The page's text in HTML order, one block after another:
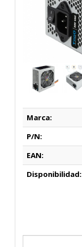
Marca:
P/N:
EAN:
Disponibilidad: